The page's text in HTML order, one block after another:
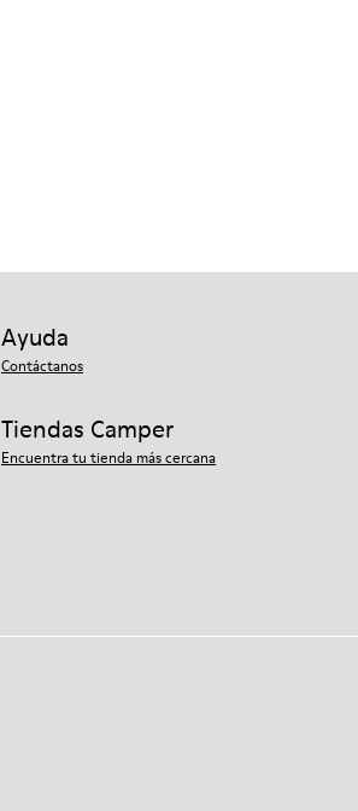
Ayuda
Contáctanos
Tiendas Camper
Encuentra tu tienda más cercana